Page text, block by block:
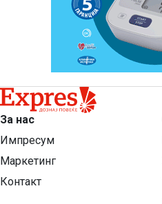
За нас
Импресум
Маркетинг
Контакт